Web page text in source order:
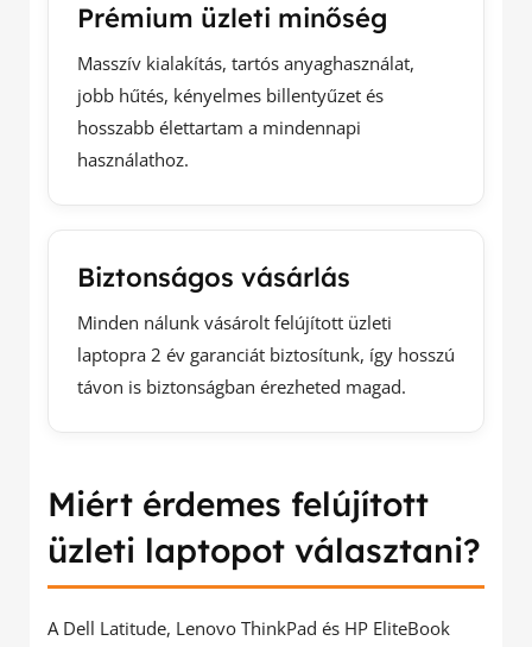
Prémium üzleti minőség
Masszív kialakítás, tartós anyaghasználat,
jobb hűtés, kényelmes billentyűzet és
hosszabb élettartam a mindennapi
használathoz.
Biztonságos vásárlás
Minden nálunk vásárolt felújított üzleti
laptopra 2 év garanciát biztosítunk, így hosszú
távon is biztonságban érezheted magad.
Miért érdemes felújított
üzleti laptopot választani?
A Dell Latitude, Lenovo ThinkPad és HP EliteBook